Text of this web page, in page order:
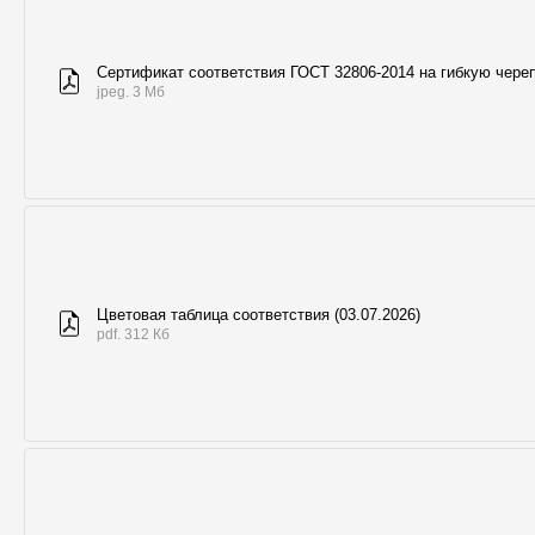
Сертификат соответствия ГОСТ 32806-2014 на гибкую
jpeg. 3 Мб
Цветовая таблица соответствия (03.07.2026)
pdf. 312 Кб